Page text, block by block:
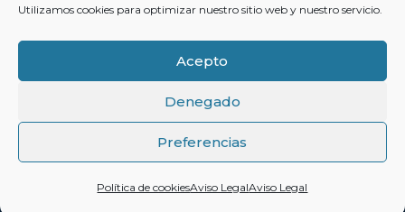
Utilizamos cookies para optimizar nuestro sitio web y nuestro servicio.
Acepto
Denegado
Preferencias
Política de cookiesAviso LegalAviso Legal
Avda. País Valencià nº54, Oficina 23, Alcoy (Alicante)
© 2023 SoloBarcos®